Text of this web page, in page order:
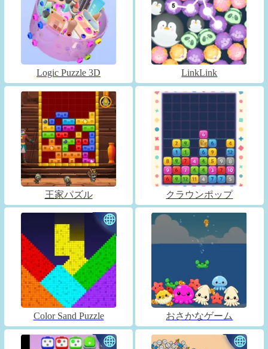
Logic Puzzle 3D LinkLink
王家パズル クラウンポップ
Color Sand Puzzle おさかなゲーム